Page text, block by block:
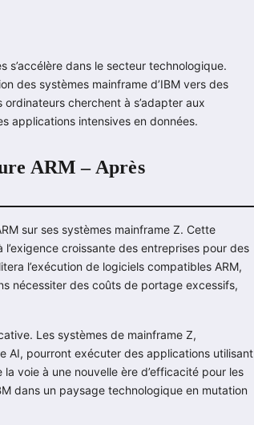
dans le secteur technologique.
des systèmes mainframe d’IBM vers des
ordinateurs cherchent à s’adapter aux
applications intensives en données.
ARM – Après
sur ses systèmes mainframe Z. Cette
croissante des entreprises pour des
l’exécution de logiciels compatibles ARM,
nécessiter des coûts de portage excessifs,
Les systèmes de mainframe Z,
AI, pourront exécuter des applications utilisant
voie à une nouvelle ère d’efficacité pour les
dans un paysage technologique en mutation